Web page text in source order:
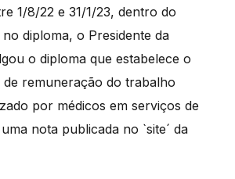
1/8/22 e 31/1/23, dentro do
no diploma, o Presidente da
o diploma que estabelece o
remuneração do trabalho
por médicos em serviços de
nota publicada no `site´ da